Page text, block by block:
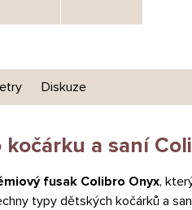
Diskuze
kočárku a saní
fusak Colibro Onyx,
typy dětských kočárků a